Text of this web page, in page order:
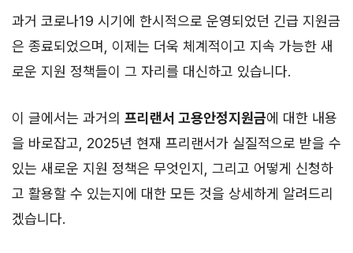
과거 코로나19 시기에 한시적으로 운영되었던 긴급 지원금
은 종료되었으며, 이제는 더욱 체계적이고 지속 가능한 새
로운 지원 정책들이 그 자리를 대신하고 있습니다.
이 글에서는 과거의 프리랜서 고용안정지원금에 대한 내용
을 바로잡고, 2025년 현재 프리랜서가 실질적으로 받을 수
있는 새로운 지원 정책은 무엇인지, 그리고 어떻게 신청하
고 활용할 수 있는지에 대한 모든 것을 상세하게 알려드리
겠습니다.